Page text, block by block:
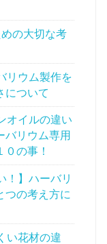
の大切な考
リウム製作を
について
オイルの違い
バリウム専用
の事！
！】ハーバリ
つの考え方に
い花材の違